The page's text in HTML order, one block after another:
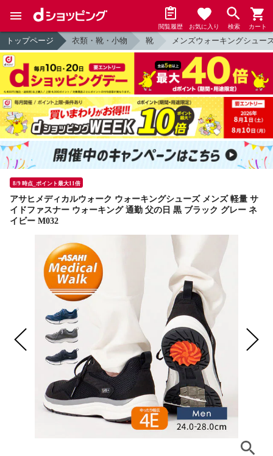
閲覧履歴 お気に入り 検索 カート
トップページ 衣類・靴・小物 靴 メンズウォーキングシュー
8/9 時点_ポイント最大11倍
アサヒメディカルウォーク ウォーキングシューズ メンズ 軽量 サ
イドファスナー ウォーキング 通勤 父の日 黒 ブラック グレー ネ
イビー M032